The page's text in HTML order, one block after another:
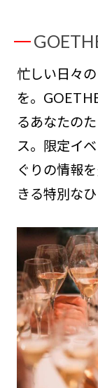
忙しい日々
を。
るあなたの
ス。限定イ
ぐりの情報
きる特別な